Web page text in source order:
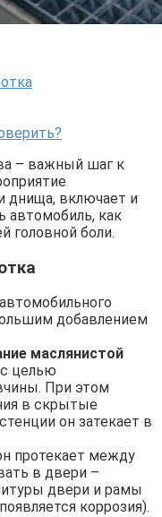
– важный шаг к
днища, включает и
автомобиль, как
головной боли.
добавлением
маслянистой
целью
При этом
в скрытые
он затекает в
протекает между
в двери –
двери и рамы
коррозия).